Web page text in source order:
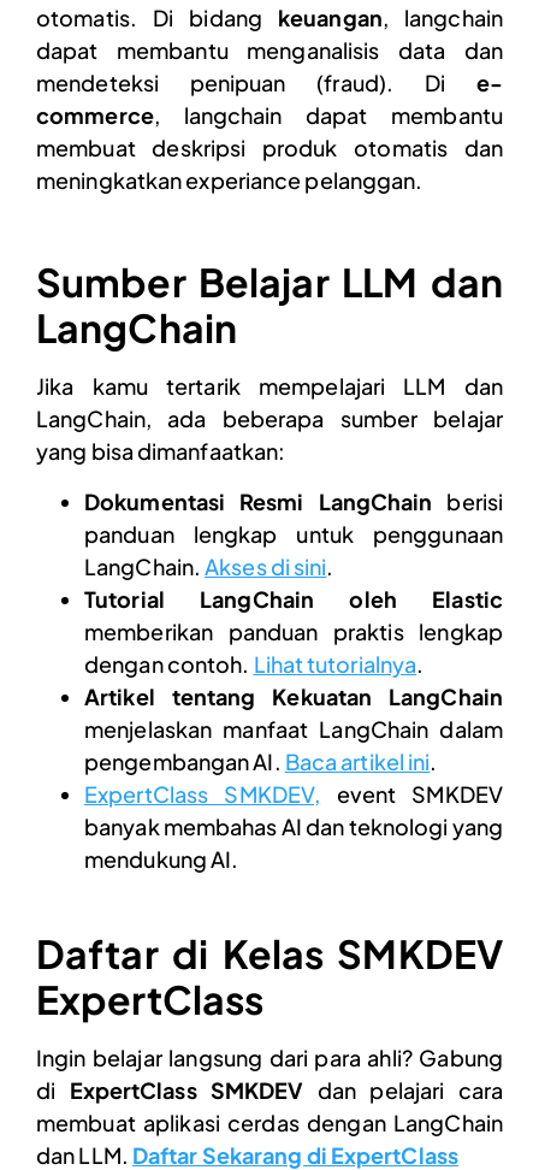
otomatis. Di bidang keuangan, langchain
dapat membantu menganalisis data dan
mendeteksi penipuan (fraud). Di e-
commerce, langchain dapat membantu
membuat deskripsi produk otomatis dan
meningkatkan experiance pelanggan.
Sumber Belajar LLM dan
LangChain
Jika kamu tertarik mempelajari LLM dan
LangChain, ada beberapa sumber belajar
yang bisa dimanfaatkan:
Dokumentasi Resmi LangChain berisi
panduan lengkap untuk penggunaan
LangChain. Akses di sini.
Tutorial LangChain oleh Elastic
memberikan panduan praktis lengkap
dengan contoh. Lihat tutorialnya.
Artikel tentang Kekuatan LangChain
menjelaskan manfaat LangChain dalam
pengembangan AI. Baca artikel ini.
ExpertClass SMKDEV, event SMKDEV
banyak membahas AI dan teknologi yang
mendukung AI.
Daftar di Kelas SMKDEV
ExpertClass
Ingin belajar langsung dari para ahli? Gabung
di ExpertClass SMKDEV dan pelajari cara
membuat aplikasi cerdas dengan LangChain
dan LLM. Daftar Sekarang di ExpertClass